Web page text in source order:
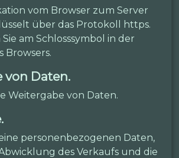
vom Browser zum Server
über das Protokoll https.
am Schlosssymbol in der
Browsers.
von Daten.
Weitergabe von Daten.
personenbezogenen Daten,
des Verkaufs und die